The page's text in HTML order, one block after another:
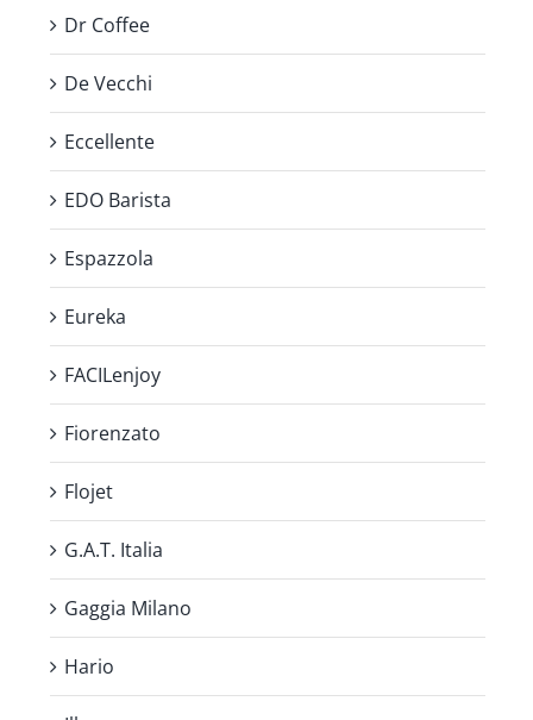
Dr Coffee
De Vecchi
Eccellente
EDO Barista
Espazzola
Eureka
FACILenjoy
Fiorenzato
Flojet
G.A.T. Italia
Gaggia Milano
Hario